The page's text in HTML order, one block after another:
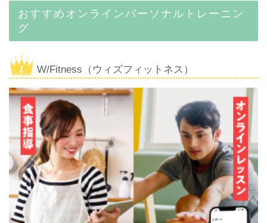
おすすめオンラインパーソナルトレーニン
グ
W/Fitness（ウィズフィットネス）